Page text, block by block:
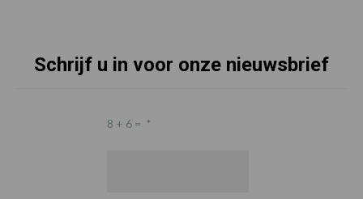
Schrijf u in voor onze nieuwsbrief
8 + 6 = *